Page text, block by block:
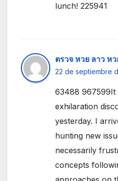
lunch! 225941
ตรวจ หวย ลาว ห
22 de septiembre
63488 967599It
exhilaration
yesterday. I
hunting new
necessarily
concepts